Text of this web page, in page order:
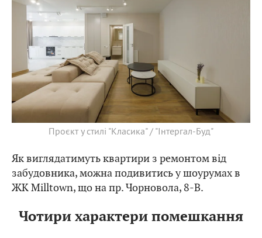
Проєкт у стилі "Класика" / "Інтергал-Буд"
Як виглядатимуть квартири з ремонтом від
забудовника, можна подивитись у шоурумах в
ЖК Milltown, що на пр. Чорновола, 8-В.
Чотири характери помешкання